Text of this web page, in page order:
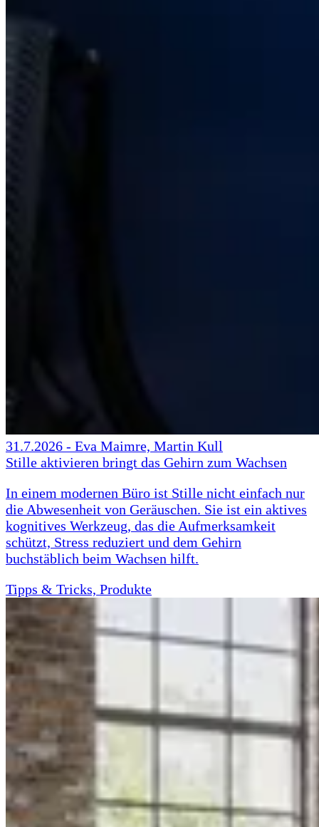
31.7.2026 - Eva Maimre, Martin Kull
Stille aktivieren bringt das Gehirn zum Wachsen
In einem modernen Büro ist Stille nicht einfach nur
die Abwesenheit von Geräuschen. Sie ist ein aktives
kognitives Werkzeug, das die Aufmerksamkeit
schützt, Stress reduziert und dem Gehirn
buchstäblich beim Wachsen hilft.
Tipps & Tricks, Produkte